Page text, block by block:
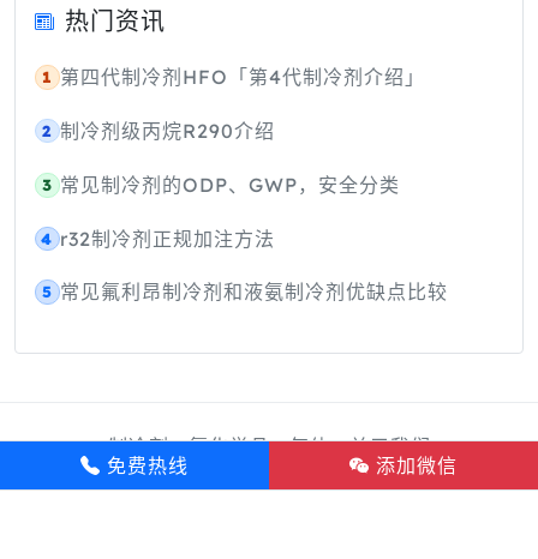
热门资讯
1 第四代制冷剂HFO「第4代制冷剂介绍」
2 制冷剂级丙烷R290介绍
3 常见制冷剂的ODP、GWP，安全分类
4 r32制冷剂正规加注方法
5 常见氟利昂制冷剂和液氨制冷剂优缺点比较
制冷剂 氟化学品 气体 关于我们
免费热线 添加微信